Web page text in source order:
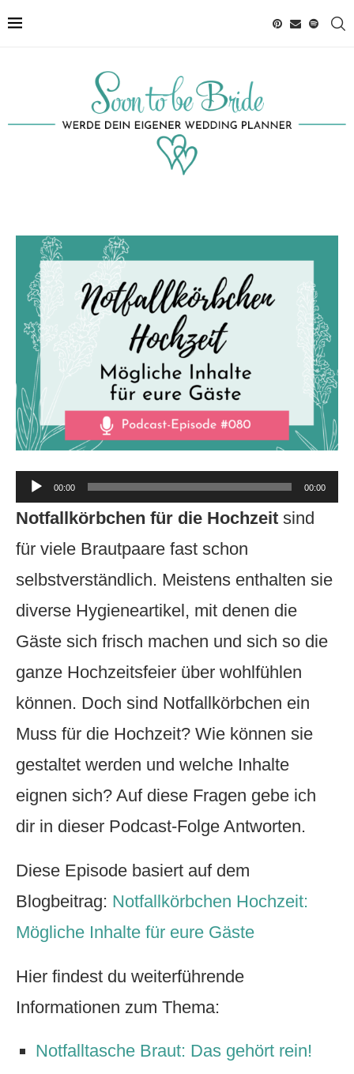
Audio-
Player
00:00 00:00
Notfallkörbchen für die Hochzeit sind
für viele Brautpaare fast schon
selbstverständlich. Meistens enthalten sie
diverse Hygieneartikel, mit denen die
Gäste sich frisch machen und sich so die
ganze Hochzeitsfeier über wohlfühlen
können. Doch sind Notfallkörbchen ein
Muss für die Hochzeit? Wie können sie
gestaltet werden und welche Inhalte
eignen sich? Auf diese Fragen gebe ich
dir in dieser Podcast-Folge Antworten.
Diese Episode basiert auf dem
Blogbeitrag: Notfallkörbchen Hochzeit:
Mögliche Inhalte für eure Gäste
Hier findest du weiterführende
Informationen zum Thema:
Notfalltasche Braut: Das gehört rein!